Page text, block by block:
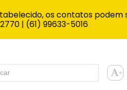
os contatos podem
| (61) 99633-5016